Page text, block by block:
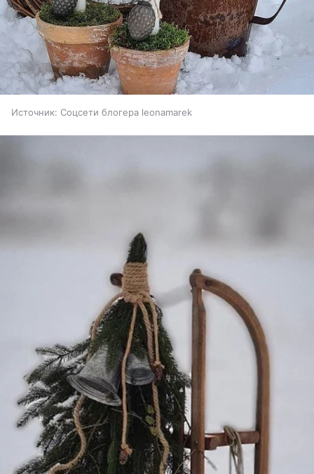
Источник: Соцсети блогера leonamarek